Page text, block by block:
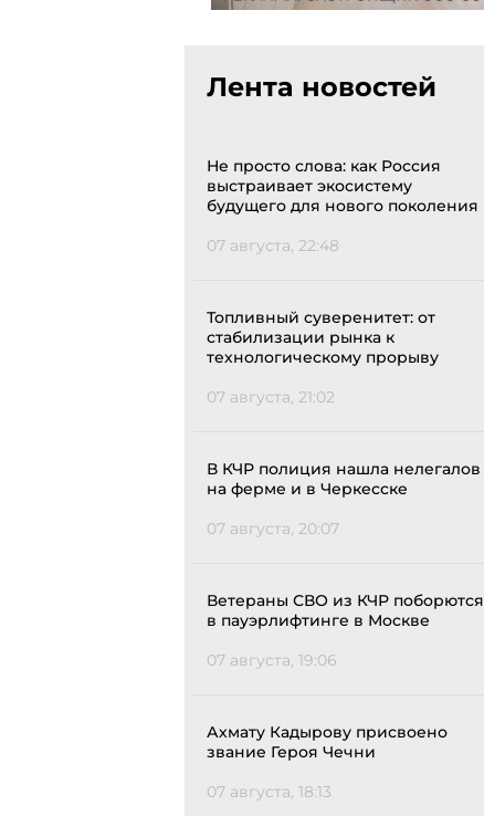
Лента новостей
Не просто слова: как Россия
выстраивает экосистему
будущего для нового поколения
07 августа, 22:48
Топливный суверенитет: от
стабилизации рынка к
технологическому прорыву
07 августа, 21:02
В КЧР полиция нашла нелегалов
на ферме и в Черкесске
07 августа, 20:07
Ветераны СВО из КЧР поборются
в пауэрлифтинге в Москве
07 августа, 19:06
Ахмату Кадырову присвоено
звание Героя Чечни
07 августа, 18:13